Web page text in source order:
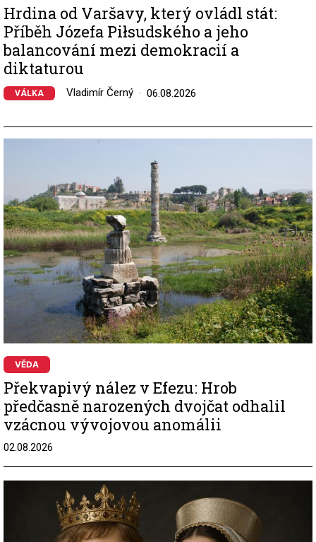
Hrdina od Varšavy, který ovládl stát:
Příběh Józefa Piłsudského a jeho
balancování mezi demokracií a
diktaturou
VÁLKA Vladimír Černý 06.08.2026
VĚDA
Překvapivý nález v Efezu: Hrob
předčasně narozených dvojčat odhalil
vzácnou vývojovou anomálii
02.08.2026